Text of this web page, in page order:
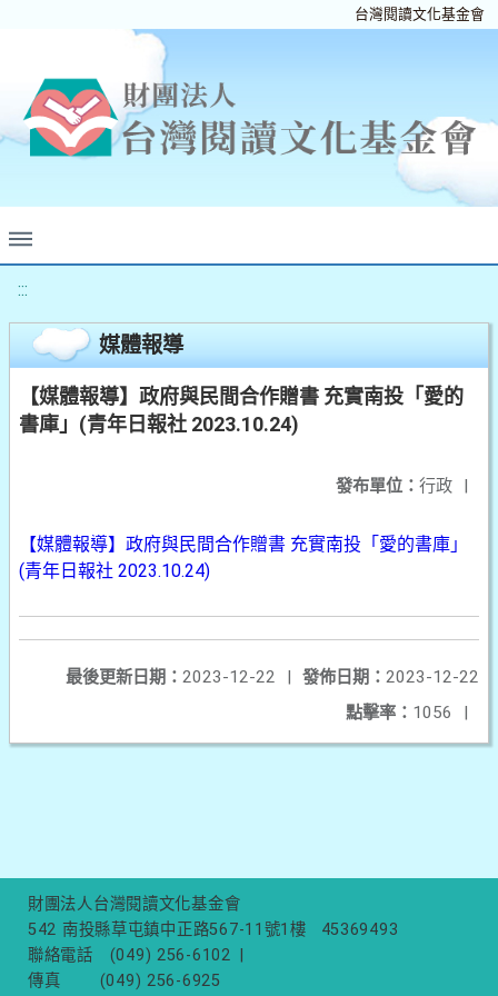
台灣閱讀文化基金會
:::
媒體報導
【媒體報導】政府與民間合作贈書 充實南投「愛的
書庫」(青年日報社 2023.10.24)
發布單位： 行政 |
【媒體報導】政府與民間合作贈書 充實南投「愛的書庫」
(青年日報社 2023.10.24)
發佈日期： 2023-12-22
最後更新日期： 2023-12-22
|
點擊率： 1056 |
財團法人台灣閱讀文化基金會
542 南投縣草屯鎮中正路567-11號1樓
45369493
聯絡電話
(049) 256-6102
傳真
(049) 256-6925